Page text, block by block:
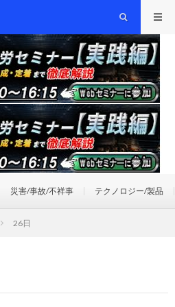
災害/事故/不祥事 テクノロジー/製品
26日